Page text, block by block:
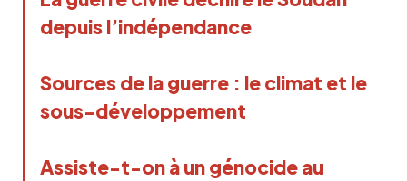
depuis l’indépendance
Sources de la guerre : le climat et le
sous-développement
Assiste-t-on à un génocide au